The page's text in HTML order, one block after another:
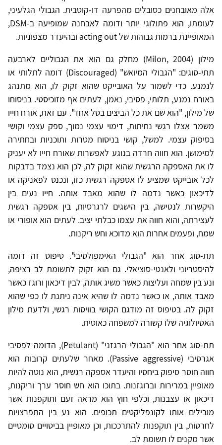
אלה מאובחנים כסובלים מהפרעה דו-קוטבית. הגבולי הגלעיני,
לעומתו, הוא פתולוגי יותר ודומה לאבחנה שמופיעה ב-DSM,
המאופיינת ברמות גבוהות של acting out ובהיעדר מצפוניות.
מילון (Milon, 2004) מחלק גם הוא את הגבוליים לארבעה
תתי-סוגים: "הגבולי המיואש" (Discouraged) דומה לתלותי או
לנמנע. כדי לשמור על האובייקט שהוא זקוק לו, הוא מתנהג
באורח נמנע, תלותי, פסיבי, נאמן, לעתים אף מזוכיסטי. בניסוחו
של מילון, "הוא שם את כל הביצים בסל אחד". עם זאת, אורח חייו
משמר אצלו רגשי נחיתות, דימוי עצמי נמוך, ספק עצמי וקושי
בסיפוק עצמי. למשל, קושי בניסוח מטרות ותוכניות ובחתירה
למימושן. הוא חווה חרדה בנוגע לאפשרות שאורח חייו לא יעניק
לו את האספקה הרגשית שהוא זקוק לה, לכן הוא נצמד בדבקות
לכל אובייקט שמציע לו אספקה רגשית כזו, ונכנס לפאניקה או
לדיכאון כאשר נדמה לו שהוא מאבד אותה. חייו נעים בין
היקשרות לנטישה, בין הישגים לרגרסיות, בין אספקה רגשית
לעצירתה, והוא חווה את עצמו כבלתי יציב. לעתים הוא אופורי או
שמח, ופעמים אחרות הוא מדוכא וחש ריקנות.
תת-סוג אחר הוא "הגבולי האימפולסיבי". טיפוס זה דומה
להיסטריוני ולאנטי-סוציאלי. גם הוא זקוק לתשומת לב רציפה,
ונע בין שמחה ועליצות כאשר משיג אותה, לבין דיכאון ורוגז כאשר
מאבד אותה, או כאשר נדמה לו שהיא אינה ניתנת לו כפי שהוא
זקוק לה. בטיפוס זה מודגם הקושי בוויסות רגשי, ולדעת מילון
האטיולוגיה שלו קשורה למשפחה כאוטית.
תת-סוג אחר הוא "הגבולי הרגזני" (Petulant), הדומה לפסיבי
אגרסיבי (Passive aggressive). מאחר שלעתים קרובות הוא
חווה חוסר סיפוק ביחסיו והיעדר אספקה רגשית, הוא נוטה להיות
מאופיין במרירות וברוגזנות. בתוכו הוא חש חוסר ערך וריקנות,
דיכאון או עצבנות, וכלפי חוץ הוא מראה זעם ותוקפנות אשר
מובילים אותו לקונפליקטים תכופים. הוא נע בין התפרצויות
לחרטות, בין תוקפנות להתרככות, וכן מאופיין בביטויים סומטיים
אשר מקנים לו תשומת לב.